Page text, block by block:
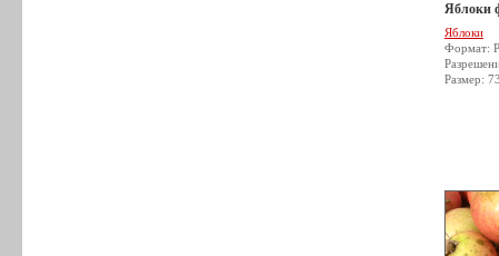
Яблоки
Яблоки
Формат:
Размер: